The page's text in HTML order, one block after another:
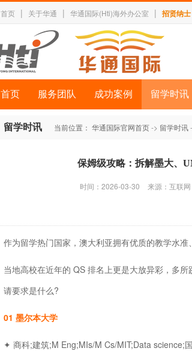
首页 | 关于华通 | 华通国际(Hti)海外办公室 | 招贤纳士
首页 服务团队 成功案例 留学时讯
留学时讯 当前位置： 华通国际官网首页-> 留学时讯
保姆级攻略：拆解墨大、
时间：2026-03-30 来源：互联网
作为留学热门国家，澳大利亚拥有优质的教学水准
当地高校在近年的 QS 排名上更是大放异彩，多
请要求是什么?
01 墨尔本大学
✦ 商科;建筑;M Eng;MIs/M Cs/MIT;Data science;